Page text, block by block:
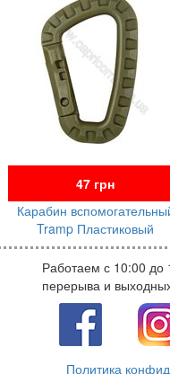
47 грн
Карабин
Tramp Пластиковый
Работаем с 10:00 до
перерыва и
Политика